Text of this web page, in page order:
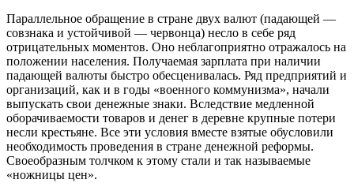
Параллельное обращение в стране двух валют (падающей —
совзнака и устойчивой — червонца) несло в себе ряд
отрицательных моментов. Оно неблагоприятно отражалось на
положении населения. Получаемая зарплата при наличии
падающей валюты быстро обесценивалась. Ряд предприятий и
организаций, как и в годы «военного коммунизма», начали
выпускать свои денежные знаки. Вследствие медленной
оборачиваемости товаров и денег в деревне крупные потери
несли крестьяне. Все эти условия вместе взятые обусловили
необходимость проведения в стране денежной реформы.
Своеобразным толчком к этому стали и так называемые
«ножницы цен».